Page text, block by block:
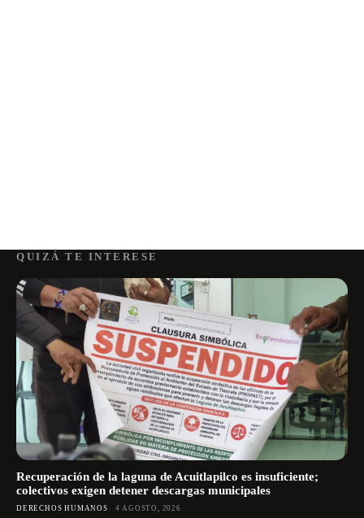
QUIZÁ TE INTERESE
Recuperación de la laguna de Acuitlapilco es insuficiente;
colectivos exigen detener descargas municipales
DERECHOS HUMANOS 4 AGOSTO, 2026